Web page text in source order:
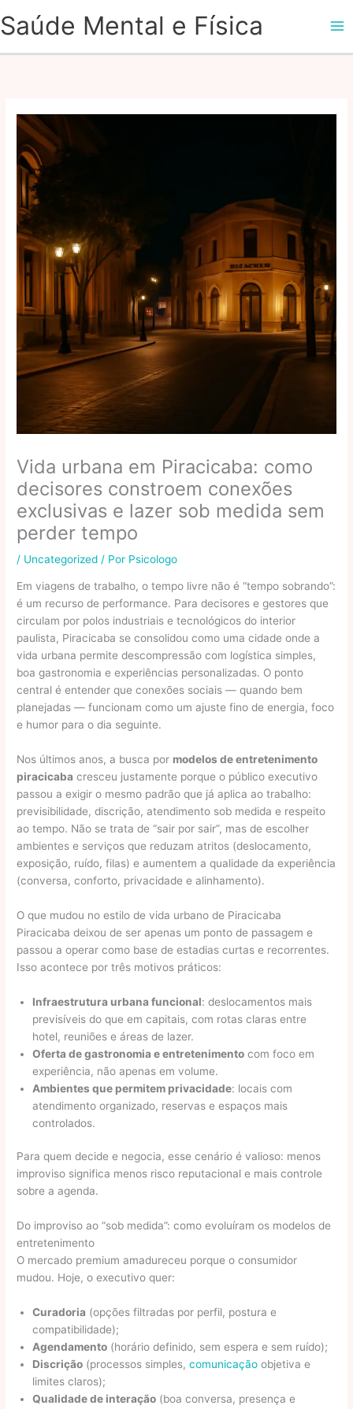
para
Saúde Mental e Física
Vida urbana em Piracicaba: como
decisores constroem conexões
exclusivas e lazer sob medida sem
perder tempo
/ Uncategorized / Por Psicologo
Em viagens de trabalho, o tempo livre não é “tempo sobrando”:
é um recurso de performance. Para decisores e gestores que
circulam por polos industriais e tecnológicos do interior
paulista, Piracicaba se consolidou como uma cidade onde a
vida urbana permite descompressão com logística simples,
boa gastronomia e experiências personalizadas. O ponto
central é entender que conexões sociais — quando bem
planejadas — funcionam como um ajuste fino de energia, foco
e humor para o dia seguinte.
Nos últimos anos, a busca por modelos de entretenimento
piracicaba cresceu justamente porque o público executivo
passou a exigir o mesmo padrão que já aplica ao trabalho:
previsibilidade, discrição, atendimento sob medida e respeito
ao tempo. Não se trata de “sair por sair”, mas de escolher
ambientes e serviços que reduzam atritos (deslocamento,
exposição, ruído, filas) e aumentem a qualidade da experiência
(conversa, conforto, privacidade e alinhamento).
O que mudou no estilo de vida urbano de Piracicaba
Piracicaba deixou de ser apenas um ponto de passagem e
passou a operar como base de estadias curtas e recorrentes.
Isso acontece por três motivos práticos:
Infraestrutura urbana funcional: deslocamentos mais
previsíveis do que em capitais, com rotas claras entre
hotel, reuniões e áreas de lazer.
Oferta de gastronomia e entretenimento com foco em
experiência, não apenas em volume.
Ambientes que permitem privacidade: locais com
atendimento organizado, reservas e espaços mais
controlados.
Para quem decide e negocia, esse cenário é valioso: menos
improviso significa menos risco reputacional e mais controle
sobre a agenda.
Do improviso ao “sob medida”: como evoluíram os modelos de
entretenimento
O mercado premium amadureceu porque o consumidor
mudou. Hoje, o executivo quer:
Curadoria (opções filtradas por perfil, postura e
compatibilidade);
Agendamento (horário definido, sem espera e sem ruído);
Discrição (processos simples,comunicação objetiva e
limites claros);
Qualidade de interação (boa conversa, presença e